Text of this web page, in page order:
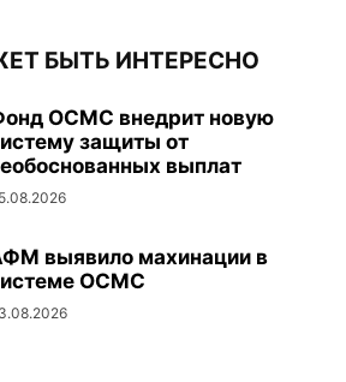
БЫТЬ ИНТЕРЕСНО
ОСМС внедрит новую
защиты от
выплат
выявило махинации в
ОСМС